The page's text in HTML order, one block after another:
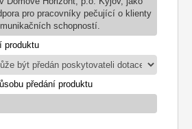
pro pracovníky pečující o klienty
schopností.
produktu
předání produktu